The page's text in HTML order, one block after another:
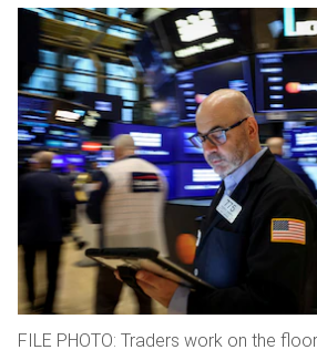
FILE PHOTO: Traders work on the